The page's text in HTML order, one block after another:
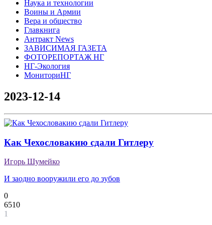
Наука и технологии
Воины и Армии
Вера и общество
Главкнига
Антракт News
ЗАВИСИМАЯ ГАЗЕТА
ФОТОРЕПОРТАЖ НГ
НГ-Экология
МониториНГ
2023-12-14
Как Чехословакию сдали Гитлеру
Игорь Шумейко
И заодно вооружили его до зубов
0
6510
1